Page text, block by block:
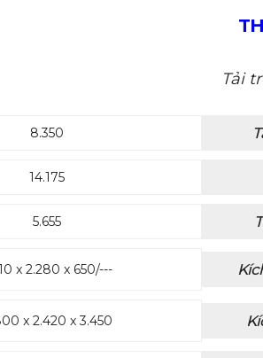
Tải
8.350
14.175
5.655
x 2.280 x 650/---
x 2.420 x 3.450